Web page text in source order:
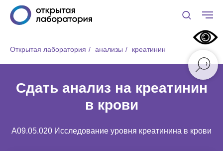
Открытая лаборатория / анализы / креатинин
Сдать анализ на креатинин
в крови
A09.05.020 Исследование уровня креатинина в крови